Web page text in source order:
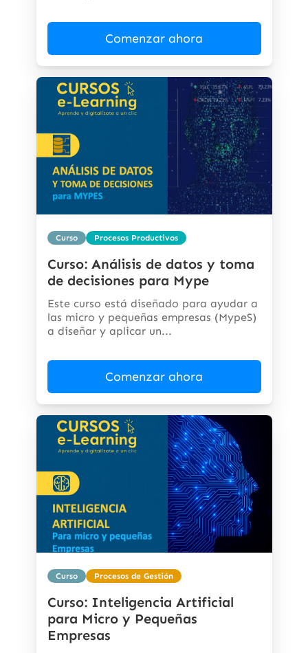
Comenzar ahora
Curso Procesos Productivos
Curso: Análisis de datos y toma
de decisiones para Mype
Este curso está diseñado para ayudar a
las micro y pequeñas empresas (MypeS)
a diseñar y aplicar un...
Comenzar ahora
Curso Procesos de Gestión
Curso: Inteligencia Artificial
para Micro y Pequeñas
Empresas